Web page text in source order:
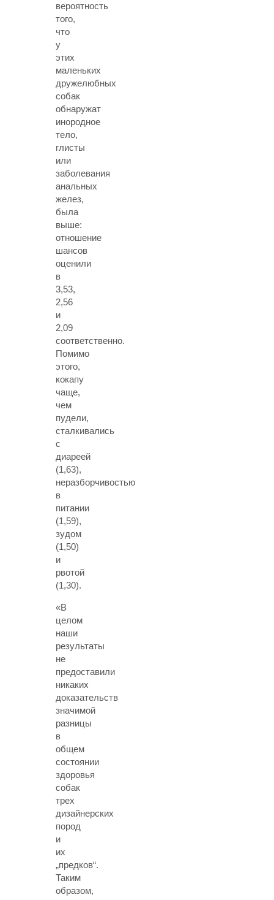
вероятность
того,
что
у
этих
маленьких
дружелюбных
собак
обнаружат
инородное
тело,
глисты
или
заболевания
анальных
желез,
была
выше:
отношение
шансов
оценили
в
3,53,
2,56
и
2,09
соответственно.
Помимо
этого,
кокапу
чаще,
чем
пудели,
сталкивались
с
диареей
(1,63),
неразборчивостью
в
питании
(1,59),
зудом
(1,50)
и
рвотой
(1,30).
«В
целом
наши
результаты
не
предоставили
никаких
доказательств
значимой
разницы
в
общем
состоянии
здоровья
собак
трех
дизайнерских
пород
и
их
„предков“.
Таким
образом,